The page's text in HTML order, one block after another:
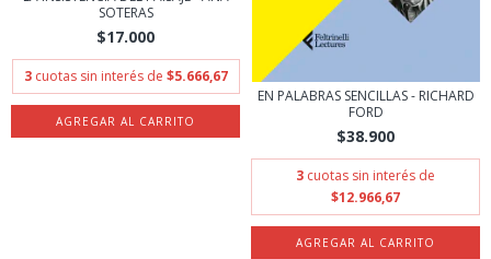
SOTERAS
$17.000
3 cuotas sin interés de $5.666,67
EN PALABRAS SENCILLAS - RICHARD
FORD
$38.900
3 cuotas sin interés de
$12.966,67